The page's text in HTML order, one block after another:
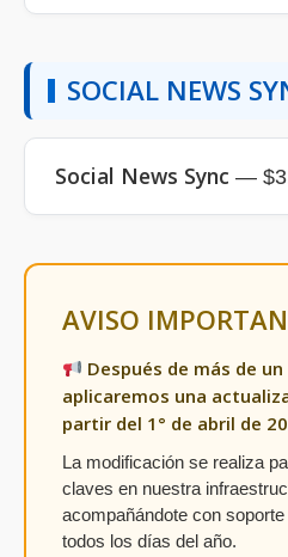
SOCIAL NEWS
Social News Sync —
AVISO
Después de más de
aplicaremos una
partir del 1° de abril de
La modificación se realiza
claves en nuestra
acompañándote con
todos los días del año.